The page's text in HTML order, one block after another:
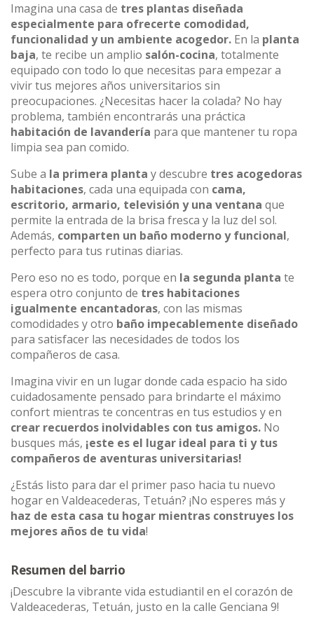
Imagina una casa de tres plantas diseñada
especialmente para ofrecerte comodidad,
funcionalidad y un ambiente acogedor. En la planta
baja, te recibe un amplio salón-cocina, totalmente
equipado con todo lo que necesitas para empezar a
vivir tus mejores años universitarios sin
preocupaciones. ¿Necesitas hacer la colada? No hay
problema, también encontrarás una práctica
habitación de lavandería para que mantener tu ropa
limpia sea pan comido.
Sube a la primera planta y descubre tres acogedoras
habitaciones, cada una equipada con cama,
escritorio, armario, televisión y una ventana que
permite la entrada de la brisa fresca y la luz del sol.
Además, comparten un baño moderno y funcional,
perfecto para tus rutinas diarias.
Pero eso no es todo, porque en la segunda planta te
espera otro conjunto de tres habitaciones
igualmente encantadoras, con las mismas
comodidades y otro baño impecablemente diseñado
para satisfacer las necesidades de todos los
compañeros de casa.
Imagina vivir en un lugar donde cada espacio ha sido
cuidadosamente pensado para brindarte el máximo
confort mientras te concentras en tus estudios y en
crear recuerdos inolvidables con tus amigos. No
busques más, ¡este es el lugar ideal para ti y tus
compañeros de aventuras universitarias!
¿Estás listo para dar el primer paso hacia tu nuevo
hogar en Valdeacederas, Tetuán? ¡No esperes más y
haz de esta casa tu hogar mientras construyes los
mejores años de tu vida!
Resumen del barrio
¡Descubre la vibrante vida estudiantil en el corazón de
Valdeacederas, Tetuán, justo en la calle Genciana 9!